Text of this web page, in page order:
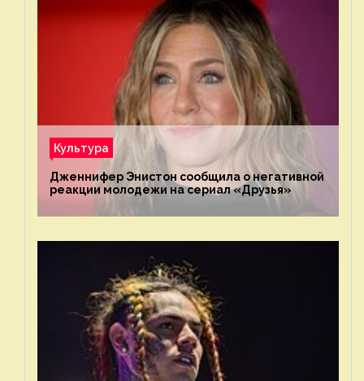
Культура
Дженнифер Энистон сообщила о негативной
реакции молодежи на сериал «Друзья»